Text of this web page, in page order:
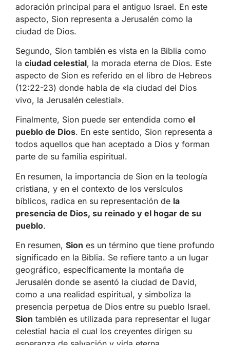
adoración principal para el antiguo Israel. En este
aspecto, Sion representa a Jerusalén como la
ciudad de Dios.
Segundo, Sion también es vista en la Biblia como
la ciudad celestial, la morada eterna de Dios. Este
aspecto de Sion es referido en el libro de Hebreos
(12:22-23) donde habla de «la ciudad del Dios
vivo, la Jerusalén celestial».
Finalmente, Sion puede ser entendida como el
pueblo de Dios. En este sentido, Sion representa a
todos aquellos que han aceptado a Dios y forman
parte de su familia espiritual.
En resumen, la importancia de Sion en la teología
cristiana, y en el contexto de los versículos
bíblicos, radica en su representación de la
presencia de Dios, su reinado y el hogar de su
pueblo.
En resumen, Sion es un término que tiene profundo
significado en la Biblia. Se refiere tanto a un lugar
geográfico, específicamente la montaña de
Jerusalén donde se asentó la ciudad de David,
como a una realidad espiritual, y simboliza la
presencia perpetua de Dios entre su pueblo Israel.
Sion también es utilizada para representar el lugar
celestial hacia el cual los creyentes dirigen su